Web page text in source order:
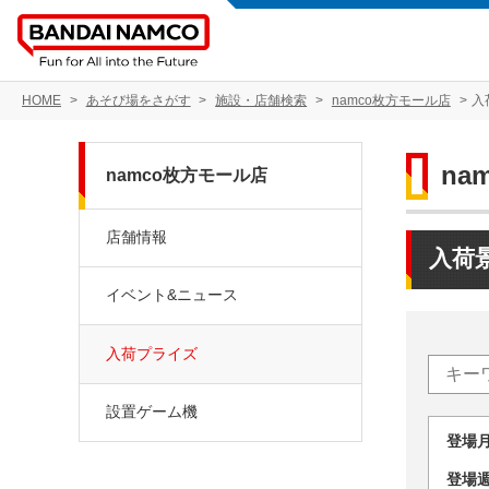
HOME あそび場をさがす 施設・店舗検索 namco枚方モール店 入
入荷
登
登
namco枚方モール店
店舗情報
イベント&ニュース
入荷プライズ
設置ゲーム機